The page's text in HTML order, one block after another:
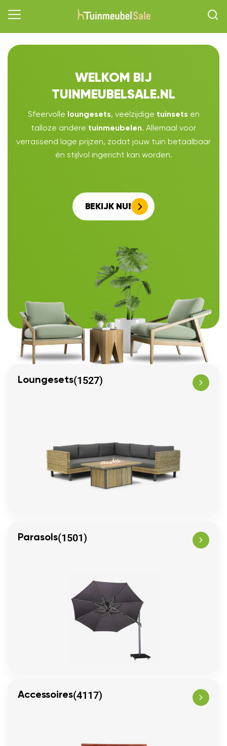
WELKOM BIJ
TUINMEUBELSALE.NL
Sfeervolle loungesets, veelzijdige tuinsets en
talloze andere tuinmeubelen. Allemaal voor
verrassend lage prijzen, zodat jouw tuin betaalbaar
én stijlvol ingericht kan worden.
BEKIJK NU!
Loungesets(1527)
Parasols(1501)
Accessoires(4117)